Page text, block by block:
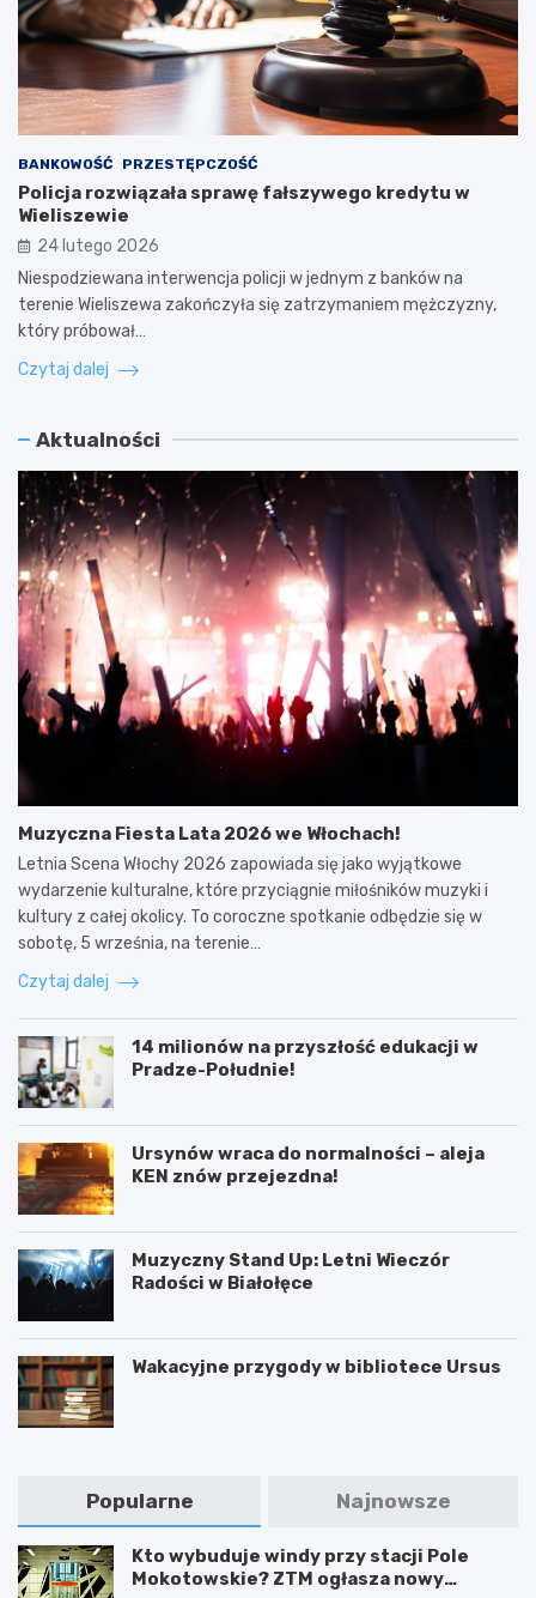
BANKOWOŚĆ PRZESTĘPCZOŚĆ
Policja rozwiązała sprawę fałszywego kredytu w
Wieliszewie
24 lutego 2026
Niespodziewana interwencja policji w jednym z banków na
terenie Wieliszewa zakończyła się zatrzymaniem mężczyzny,
który próbował…
Czytaj dalej
Aktualności
Muzyczna Fiesta Lata 2026 we Włochach!
Letnia Scena Włochy 2026 zapowiada się jako wyjątkowe
wydarzenie kulturalne, które przyciągnie miłośników muzyki i
kultury z całej okolicy. To coroczne spotkanie odbędzie się w
sobotę, 5 września, na terenie…
Czytaj dalej
14 milionów na przyszłość edukacji w
Pradze-Południe!
Ursynów wraca do normalności – aleja
KEN znów przejezdna!
Muzyczny Stand Up: Letni Wieczór
Radości w Białołęce
Wakacyjne przygody w bibliotece Ursus
Popularne Najnowsze
Kto wybuduje windy przy stacji Pole
Mokotowskie? ZTM ogłasza nowy